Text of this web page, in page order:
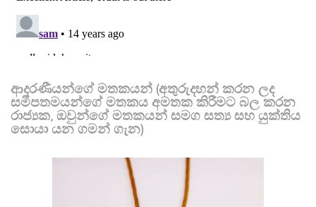
ආදරණීයන්ගේ මතකයන් (අතුරුදහන් කරන ලද
සමීපතමයන්ගේ මතකය අමතක කිරීමට බල කරන
රාජ්‍යක, ඔවුන්ගේ මතකයන් සමග සත්‍ය සහ යුක්තිය
සොයා යන ගමන් ගැන)